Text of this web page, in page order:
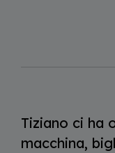
Tiziano ci ha
macchina,